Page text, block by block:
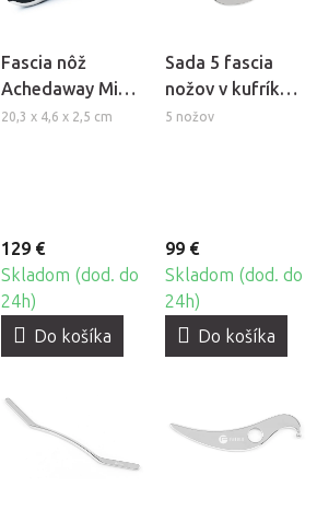
Fascia nôž
Achedaway Mini
Scraper s
20,3 x 4,6 x 2,5 cm
129 €
Skladom (dod. do
24h)
Do košíka
Sada 5 fascia
nožov v kufríku
Fabulo
5 nožov
99 €
Skladom (dod. do
24h)
Do košíka